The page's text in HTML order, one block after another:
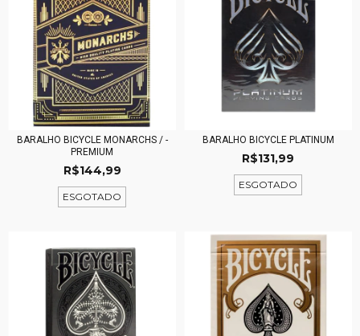
BARALHO BICYCLE MONARCHS / -
PREMIUM
R$144,99
ESGOTADO
BARALHO BICYCLE PLATINUM
R$131,99
ESGOTADO